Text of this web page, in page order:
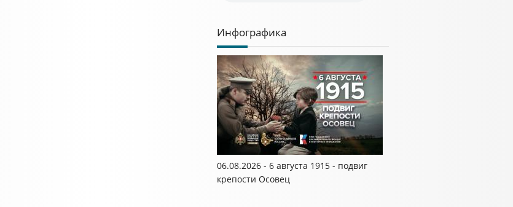
Инфографика
06.08.2026 - 6 августа 1915 - подвиг
крепости Осовец